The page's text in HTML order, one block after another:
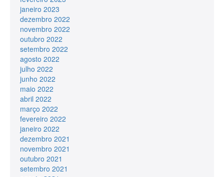
janeiro 2023
dezembro 2022
novembro 2022
outubro 2022
setembro 2022
agosto 2022
julho 2022
junho 2022
maio 2022
abril 2022
março 2022
fevereiro 2022
janeiro 2022
dezembro 2021
novembro 2021
outubro 2021
setembro 2021